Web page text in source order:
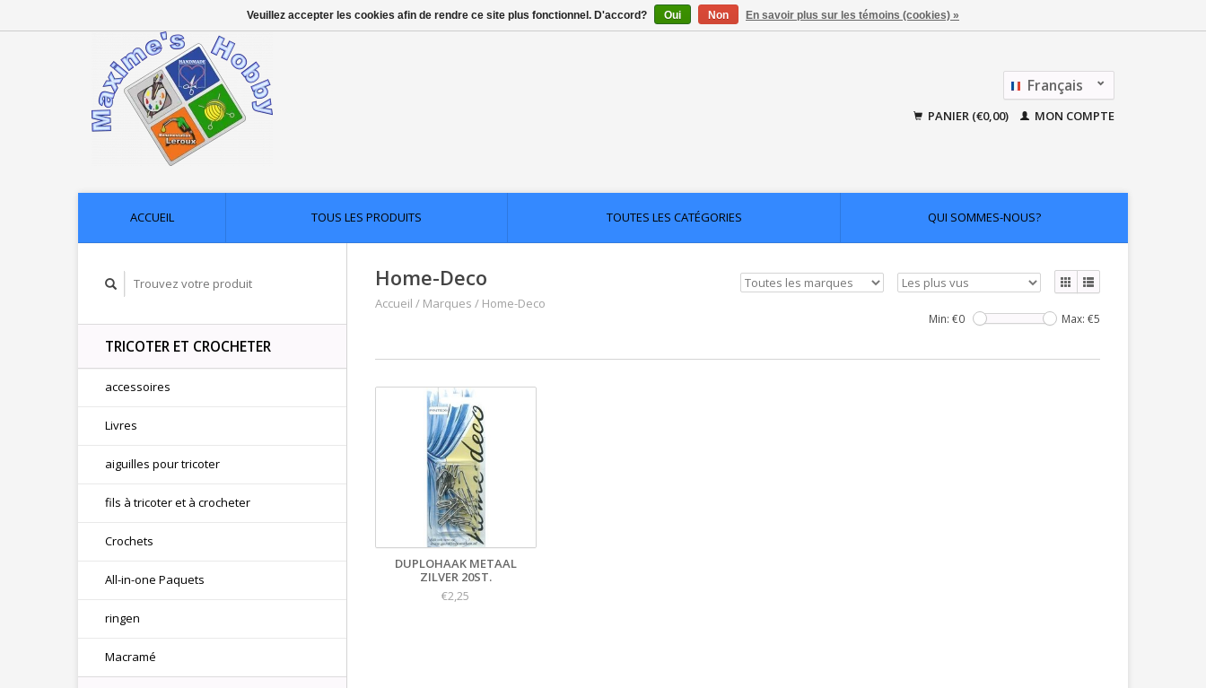
Français
Nederlands
PANIER (€0,00) MON COMPTE
ACCUEIL TOUS LES PRODUITS TOUTES LES CATÉGORIES QUI SOMMES-NOUS?
TRICOTER ET CROCHETER
accessoires
Livres
aiguilles pour tricoter
fils à tricoter et à crocheter
Crochets
All-in-one Paquets
ringen
Macramé
Home-Deco
Accueil / Marques / Home-Deco
Min: €0 Max: €5
DUPLOHAAK METAAL
ZILVER 20ST.
€2,25
Veuillez accepter les cookies afin de rendre ce site plus fonctionnel. D'accord? Oui Non En savoir plus sur les témoins (cookies) »